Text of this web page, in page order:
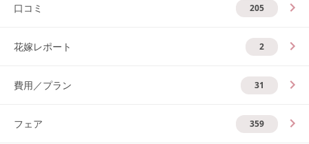
口コミ 205
花嫁レポート 2
費用／プラン 31
フェア 359